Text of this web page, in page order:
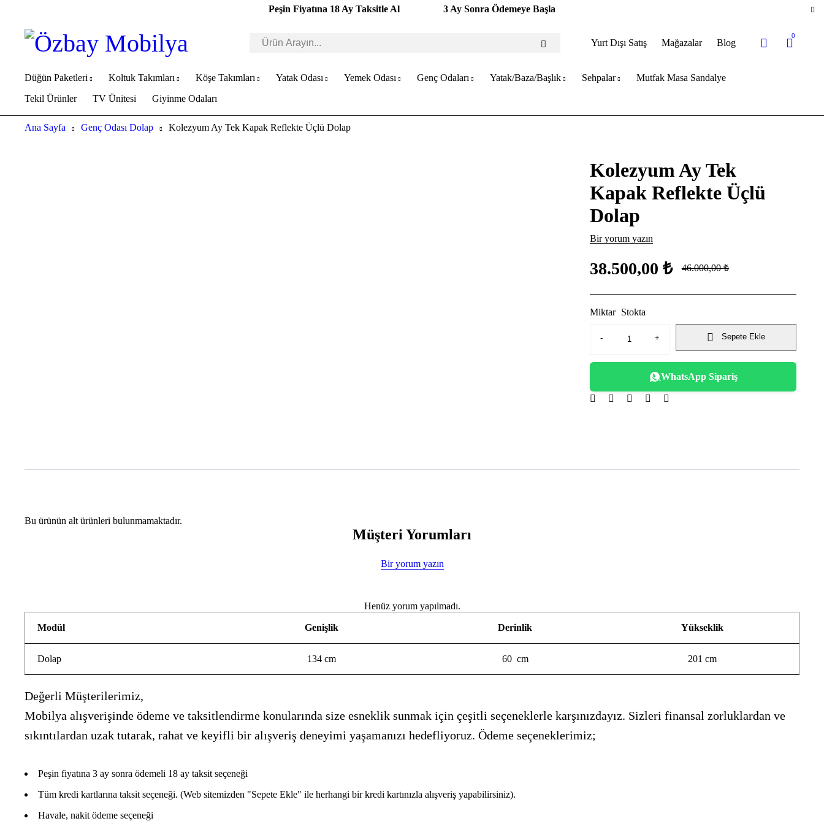
Peşin Fiyatına 18 Ay Taksitle Al 3 Ay Sonra Ödemeye Başla
Yurt Dışı Satış Mağazalar Blog
0
Düğün Paketleri Koltuk Takımları Köşe Takımları Yatak Odası Yemek Odası Genç Odaları Yatak/Baza/Başlık Sehpalar
Mutfak Masa Sandalye
Tekil Ürünler
TV Ünitesi Giyinme Odaları
Ana Sayfa Genç Odası Dolap Kolezyum Ay Tek Kapak Reflekte Üçlü Dolap
Kolezyum Ay Tek
Kapak Reflekte Üçlü
Dolap
Bir yorum yazın
46.000,00₺
38.500,00 ₺
Miktar Stokta
Sepete Ekle
WhatsApp Sipariş
Bu ürünün alt ürünleri bulunmamaktadır.
Müşteri Yorumları
Bir yorum yazın
Henüz yorum yapılmadı.
Modül Genişlik Derinlik Yükseklik
Dolap 134 cm 60 cm 201 cm
Değerli Müşterilerimiz,
Mobilya alışverişinde ödeme ve taksitlendirme konularında size esneklik sunmak için çeşitli seçeneklerle karşınızdayız. Sizleri finansal zorluklardan ve
sıkıntılardan uzak tutarak, rahat ve keyifli bir alışveriş deneyimi yaşamanızı hedefliyoruz. Ödeme seçeneklerimiz;
Peşin fiyatına 3 ay sonra ödemeli 18 ay taksit seçeneği
Tüm kredi kartlarına taksit seçeneği. (Web sitemizden "Sepete Ekle" ile herhangi bir kredi kartınızla alışveriş yapabilirsiniz).
Havale, nakit ödeme seçeneği